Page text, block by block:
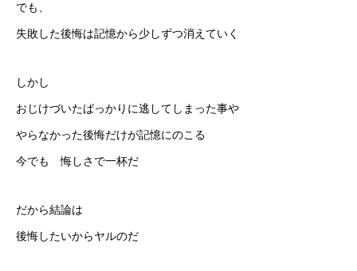
でも、
失敗した後悔は記憶から少しずつ消えていく
しかし
おじけづいたばっかりに逃してしまった事や
やらなかった後悔だけが記憶にのこる
今でも 悔しさで一杯だ
だから結論は
後悔したいからヤルのだ